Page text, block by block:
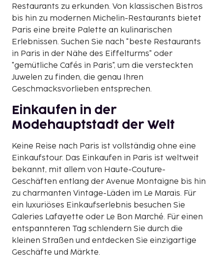
Restaurants zu erkunden. Von klassischen Bistros
bis hin zu modernen Michelin-Restaurants bietet
Paris eine breite Palette an kulinarischen
Erlebnissen. Suchen Sie nach "beste Restaurants
in Paris in der Nähe des Eiffelturms" oder
"gemütliche Cafés in Paris", um die versteckten
Juwelen zu finden, die genau Ihren
Geschmacksvorlieben entsprechen.
Einkaufen in der
Modehauptstadt der Welt
Keine Reise nach Paris ist vollständig ohne eine
Einkaufstour. Das Einkaufen in Paris ist weltweit
bekannt, mit allem von Haute-Couture-
Geschäften entlang der Avenue Montaigne bis hin
zu charmanten Vintage-Läden im Le Marais. Für
ein luxuriöses Einkaufserlebnis besuchen Sie
Galeries Lafayette oder Le Bon Marché. Für einen
entspannteren Tag schlendern Sie durch die
kleinen Straßen und entdecken Sie einzigartige
Geschäfte und Märkte.